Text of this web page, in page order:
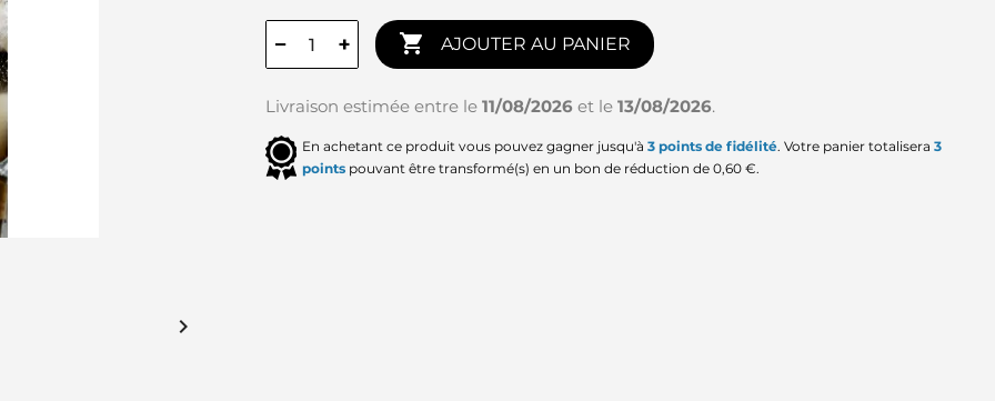

− +  AJOUTER AU PANIER
Livraison estimée entre le 11/08/2026 et le 13/08/2026.
En achetant ce produit vous pouvez gagner jusqu'à 3 points de fidélité. Votre panier totalisera 3
points pouvant être transformé(s) en un bon de réduction de 0,60 €.